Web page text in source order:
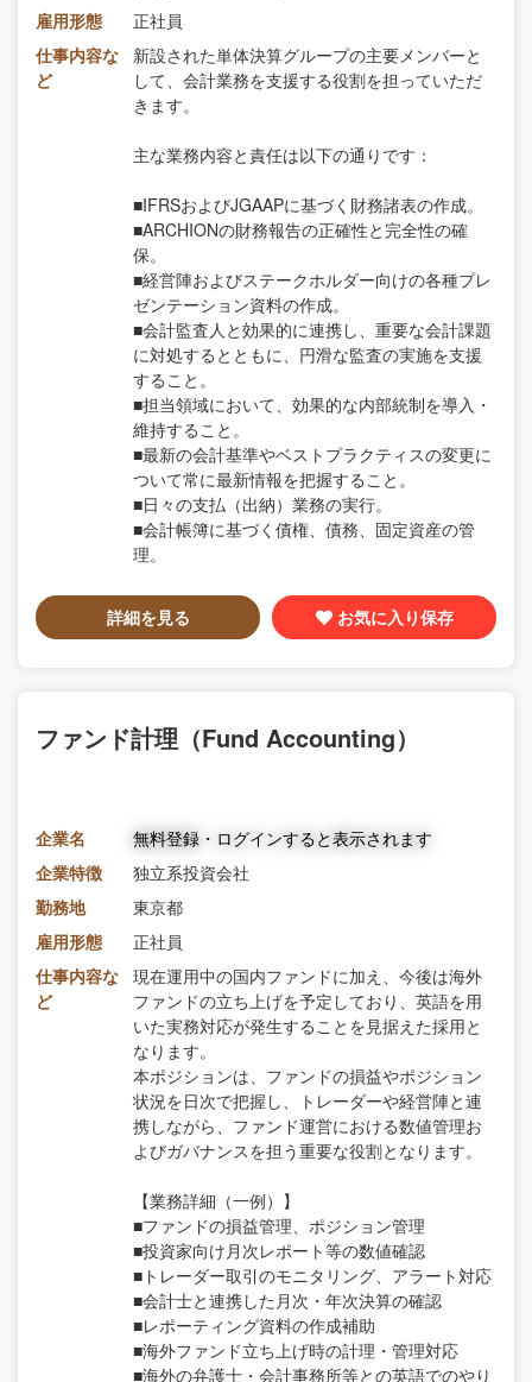
雇用形態
正社員
仕事内容な
ど
新設された単体決算グループの主要メンバーと
して、会計業務を支援する役割を担っていただ
きます。
主な業務内容と責任は以下の通りです：
■IFRSおよびJGAAPに基づく財務諸表の作成。
■ARCHIONの財務報告の正確性と完全性の確
保。
■経営陣およびステークホルダー向けの各種プレ
ゼンテーション資料の作成。
■会計監査人と効果的に連携し、重要な会計課題
に対処するとともに、円滑な監査の実施を支援
すること。
■担当領域において、効果的な内部統制を導入・
維持すること。
■最新の会計基準やベストプラクティスの変更に
ついて常に最新情報を把握すること。
■日々の支払（出納）業務の実行。
■会計帳簿に基づく債権、債務、固定資産の管
理。
詳細を見る お気に入り保存
ファンド計理（Fund Accounting）
企業名
無料登録・ログインすると表示されます
企業特徴
独立系投資会社
勤務地
東京都
雇用形態
正社員
仕事内容な
ど
現在運用中の国内ファンドに加え、今後は海外
ファンドの立ち上げを予定しており、英語を用
いた実務対応が発生することを見据えた採用と
なります。
本ポジションは、ファンドの損益やポジション
状況を日次で把握し、トレーダーや経営陣と連
携しながら、ファンド運営における数値管理お
よびガバナンスを担う重要な役割となります。
【業務詳細（一例）】
■ファンドの損益管理、ポジション管理
■投資家向け月次レポート等の数値確認
■トレーダー取引のモニタリング、アラート対応
■会計士と連携した月次・年次決算の確認
■レポーティング資料の作成補助
■海外ファンド立ち上げ時の計理・管理対応
■海外の弁護士・会計事務所等との英語でのやり